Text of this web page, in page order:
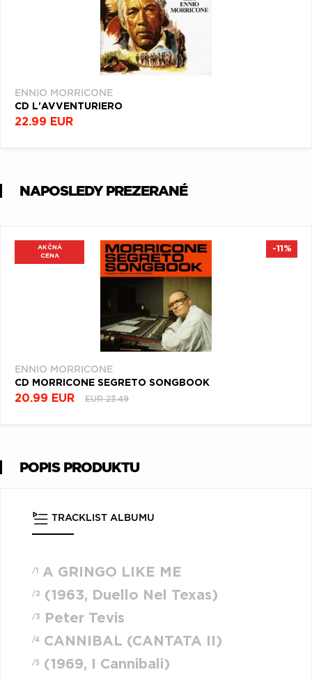
ENNIO MORRICONE
CD L'AVVENTURIERO
22.99 EUR
NAPOSLEDY PREZERANÉ
AKČNÁ
CENA
ENNIO MORRICONE
CD MORRICONE SEGRETO SONGBOOK
20.99 EUR EUR 23.49
-11%
POPIS PRODUKTU
TRACKLIST ALBUMU
/1 A GRINGO LIKE ME
/2 (1963, Duello Nel Texas)
/3 Peter Tevis
/4 CANNIBAL (CANTATA II)
/5 (1969, I Cannibali)